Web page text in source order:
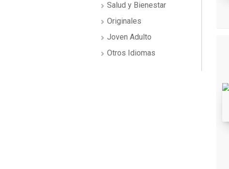
Salud y Bienestar
Originales
Joven Adulto
Otros Idiomas